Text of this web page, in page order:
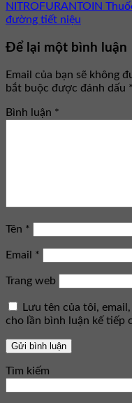
NITROFURANTOIN
đường tiết niệu
Để lại một bình luận
Email của bạn sẽ không
bắt buộc được đánh dấu *
Bình luận *
Tên *
Email *
Trang web
Lưu tên của tôi,
cho lần bình luận kế tiếp
Tìm kiếm